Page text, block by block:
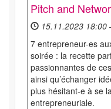
Pitch and
15.11.2023 18:00
7 entrepreneur-es
soirée : la recette
passionnantes de
ainsi qu’échanger
plus hésitant-e à se
entrepreneuriale.